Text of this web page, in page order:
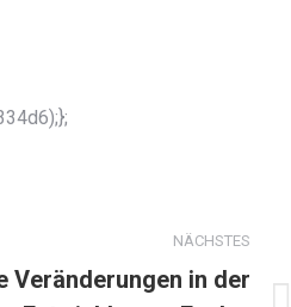
NÄCHSTES
Veränderungen in der